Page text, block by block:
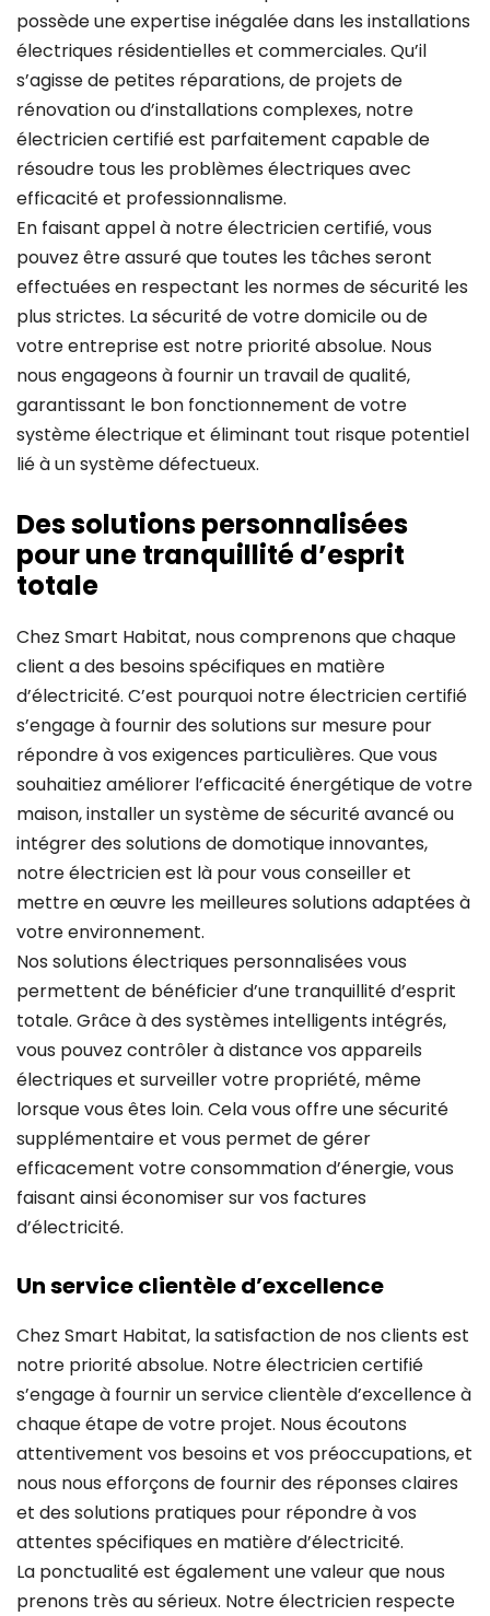
possède une expertise inégalée dans les installations
électriques résidentielles et commerciales. Qu’il
s’agisse de petites réparations, de projets de
rénovation ou d’installations complexes, notre
électricien certifié est parfaitement capable de
résoudre tous les problèmes électriques avec
efficacité et professionnalisme.
En faisant appel à notre électricien certifié, vous
pouvez être assuré que toutes les tâches seront
effectuées en respectant les normes de sécurité les
plus strictes. La sécurité de votre domicile ou de
votre entreprise est notre priorité absolue. Nous
nous engageons à fournir un travail de qualité,
garantissant le bon fonctionnement de votre
système électrique et éliminant tout risque potentiel
lié à un système défectueux.
Des solutions personnalisées
pour une tranquillité d’esprit
totale
Chez Smart Habitat, nous comprenons que chaque
client a des besoins spécifiques en matière
d’électricité. C’est pourquoi notre électricien certifié
s’engage à fournir des solutions sur mesure pour
répondre à vos exigences particulières. Que vous
souhaitiez améliorer l’efficacité énergétique de votre
maison, installer un système de sécurité avancé ou
intégrer des solutions de domotique innovantes,
notre électricien est là pour vous conseiller et
mettre en œuvre les meilleures solutions adaptées à
votre environnement.
Nos solutions électriques personnalisées vous
permettent de bénéficier d’une tranquillité d’esprit
totale. Grâce à des systèmes intelligents intégrés,
vous pouvez contrôler à distance vos appareils
électriques et surveiller votre propriété, même
lorsque vous êtes loin. Cela vous offre une sécurité
supplémentaire et vous permet de gérer
efficacement votre consommation d’énergie, vous
faisant ainsi économiser sur vos factures
d’électricité.
Un service clientèle d’excellence
Chez Smart Habitat, la satisfaction de nos clients est
notre priorité absolue. Notre électricien certifié
s’engage à fournir un service clientèle d’excellence à
chaque étape de votre projet. Nous écoutons
attentivement vos besoins et vos préoccupations, et
nous nous efforçons de fournir des réponses claires
et des solutions pratiques pour répondre à vos
attentes spécifiques en matière d’électricité.
La ponctualité est également une valeur que nous
prenons très au sérieux. Notre électricien respecte